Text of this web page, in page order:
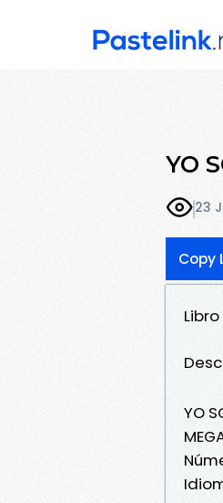
YO
23
Copy
Libro
YO